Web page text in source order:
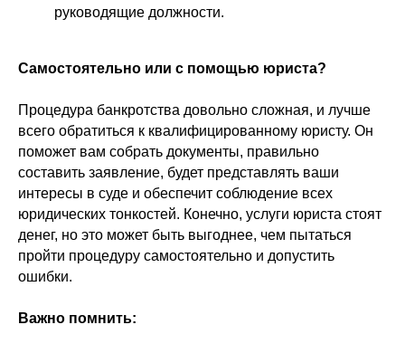
руководящие должности.
Самостоятельно или с помощью юриста?
Процедура банкротства довольно сложная, и лучше
всего обратиться к квалифицированному юристу. Он
поможет вам собрать документы, правильно
составить заявление, будет представлять ваши
интересы в суде и обеспечит соблюдение всех
юридических тонкостей. Конечно, услуги юриста стоят
денег, но это может быть выгоднее, чем пытаться
пройти процедуру самостоятельно и допустить
ошибки.
Важно помнить: